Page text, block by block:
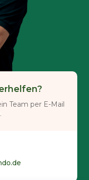
Team per E-Mail